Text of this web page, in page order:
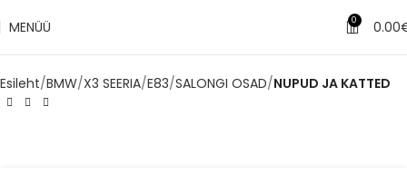
MENÜÜ 0 0.00
Esileht BMW X3 SEERIA E83 SALONGI OSAD NUPUD JA KATTED
✔